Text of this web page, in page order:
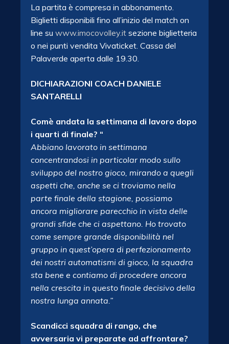
La partita è compresa in abbonamento.
Biglietti disponibili fino all’inizio del match on
line su www.imocovolley.it sezione biglietteria
o nei punti vendita Vivaticket. Cassa del
Palaverde aperta dalle 19.30.
DICHIARAZIONI COACH DANIELE
SANTARELLI
Comè andata la settimana di lavoro dopo
i quarti di finale? “
Abbiano lavorato in settimana
concentrandosi in particolar modo sullo
sviluppo del nostro gioco, mirando a quegli
aspetti che, anche se ci troviamo nella
parte finale della stagione, possiamo
ancora migliorare parecchio in vista delle
grandi sfide che ci aspettano. Ho trovato
come sempre grande disponibilità nel
gruppo in quest’opera di perfezionamento
dei nostri automatismi di gioco, la squadra
sta bene e contiamo di procedere ancora
nella crescita in questo finale decisivo della
nostra lunga annata.”
Scandicci squadra di rango, che
avversaria vi preparate ad affrontare?